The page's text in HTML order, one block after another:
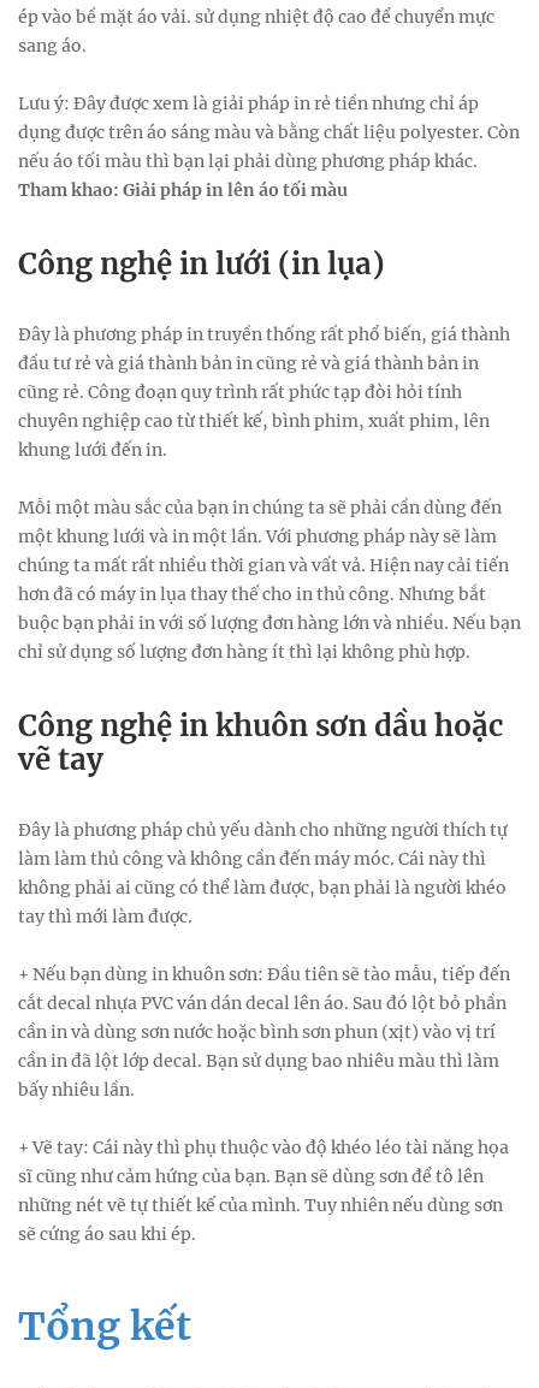
ép vào bề mặt áo vải. sử dụng nhiệt độ cao để chuyển mực
sang áo.
Lưu ý: Đây được xem là giải pháp in rẻ tiền nhưng chỉ áp
dụng được trên áo sáng màu và bằng chất liệu polyester. Còn
nếu áo tối màu thì bạn lại phải dùng phương pháp khác.
Tham khao: Giải pháp in lên áo tối màu
Công nghệ in lưới (in lụa)
Đây là phương pháp in truyền thống rất phổ biến, giá thành
đầu tư rẻ và giá thành bản in cũng rẻ và giá thành bản in
cũng rẻ. Công đoạn quy trình rất phức tạp đòi hỏi tính
chuyên nghiệp cao từ thiết kế, bình phim, xuất phim, lên
khung lưới đến in.
Mỗi một màu sắc của bạn in chúng ta sẽ phải cần dùng đến
một khung lưới và in một lần. Với phương pháp này sẽ làm
chúng ta mất rất nhiều thời gian và vất vả. Hiện nay cải tiến
hơn đã có máy in lụa thay thế cho in thủ công. Nhưng bắt
buộc bạn phải in với số lượng đơn hàng lớn và nhiều. Nếu bạn
chỉ sử dụng số lượng đơn hàng ít thì lại không phù hợp.
Công nghệ in khuôn sơn dầu hoặc
vẽ tay
Đây là phương pháp chủ yếu dành cho những người thích tự
làm làm thủ công và không cần đến máy móc. Cái này thì
không phải ai cũng có thể làm được, bạn phải là người khéo
tay thì mới làm được.
+ Nếu bạn dùng in khuôn sơn: Đầu tiên sẽ tào mẫu, tiếp đến
cắt decal nhựa PVC ván dán decal lên áo. Sau đó lột bỏ phần
cần in và dùng sơn nước hoặc bình sơn phun (xịt) vào vị trí
cần in đã lột lớp decal. Bạn sử dụng bao nhiêu màu thì làm
bấy nhiêu lần.
+ Vẽ tay: Cái này thì phụ thuộc vào độ khéo léo tài năng họa
sĩ cũng như cảm hứng của bạn. Bạn sẽ dùng sơn để tô lên
những nét vẽ tự thiết kế của mình. Tuy nhiên nếu dùng sơn
sẽ cứng áo sau khi ép.
Tổng kết